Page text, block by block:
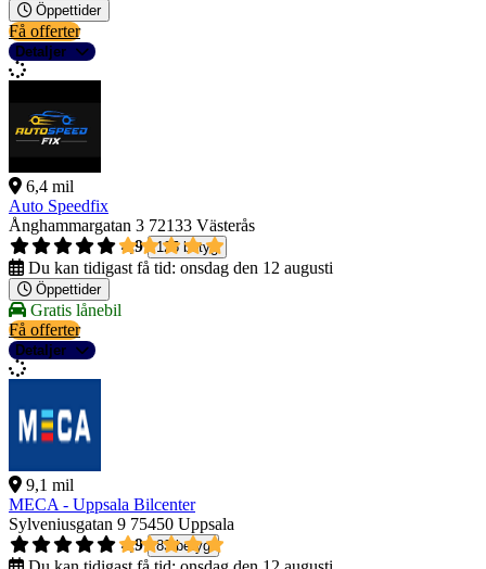
Öppettider
Få offerter
Detaljer
6,4 mil
Auto Speedfix
Ånghammargatan 3 72133 Västerås
4,9
125 betyg
Du kan tidigast få tid: onsdag den 12 augusti
Öppettider
Gratis lånebil
Få offerter
Detaljer
9,1 mil
MECA - Uppsala Bilcenter
Sylveniusgatan 9 75450 Uppsala
4,9
83 betyg